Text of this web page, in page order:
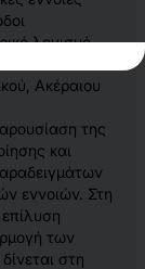
λογισμό.
Ακέραιου
της
και
εννοιών. Στη
των
στη